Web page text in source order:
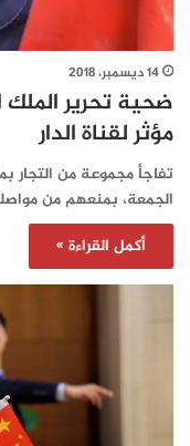
14 ديسمبر، 2018
ضحية تحرير
مؤثر لقناة الدار
تفاجأ مجموعة من التجار
الجمعة، بمنعهم من
أكمل القراءة »